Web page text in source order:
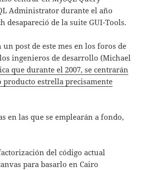
Administrator durante el año
desapareció de la suite GUI-Tools.
un post de este mes en los foros de
ingenieros de desarrollo (Michael
que durante el 2007, se centrarán
producto estrella precisamente
en las que se emplearán a fondo,
del código actual
para basarlo en Cairo